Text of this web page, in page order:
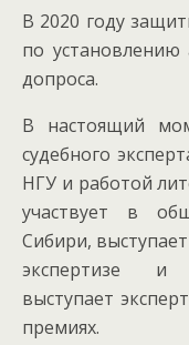
В 2020 году
по установлению
допроса.
В настоящий
судебного
НГУ и работой
участвует в
Сибири,
экспертизе и
выступает
премиях.